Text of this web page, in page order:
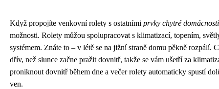
Když propojíte venkovní rolety s ostatními prvky chytré domácnosti
možnosti. Rolety můžou spolupracovat s klimatizací, topením,
systémem. Znáte to – v létě se na jižní straně domu pěkně rozpálí.
dřív, než slunce začne pražit dovnitř, takže se vám ušetří za
proniknout dovnitř během dne a večer rolety automaticky spustí
ven.